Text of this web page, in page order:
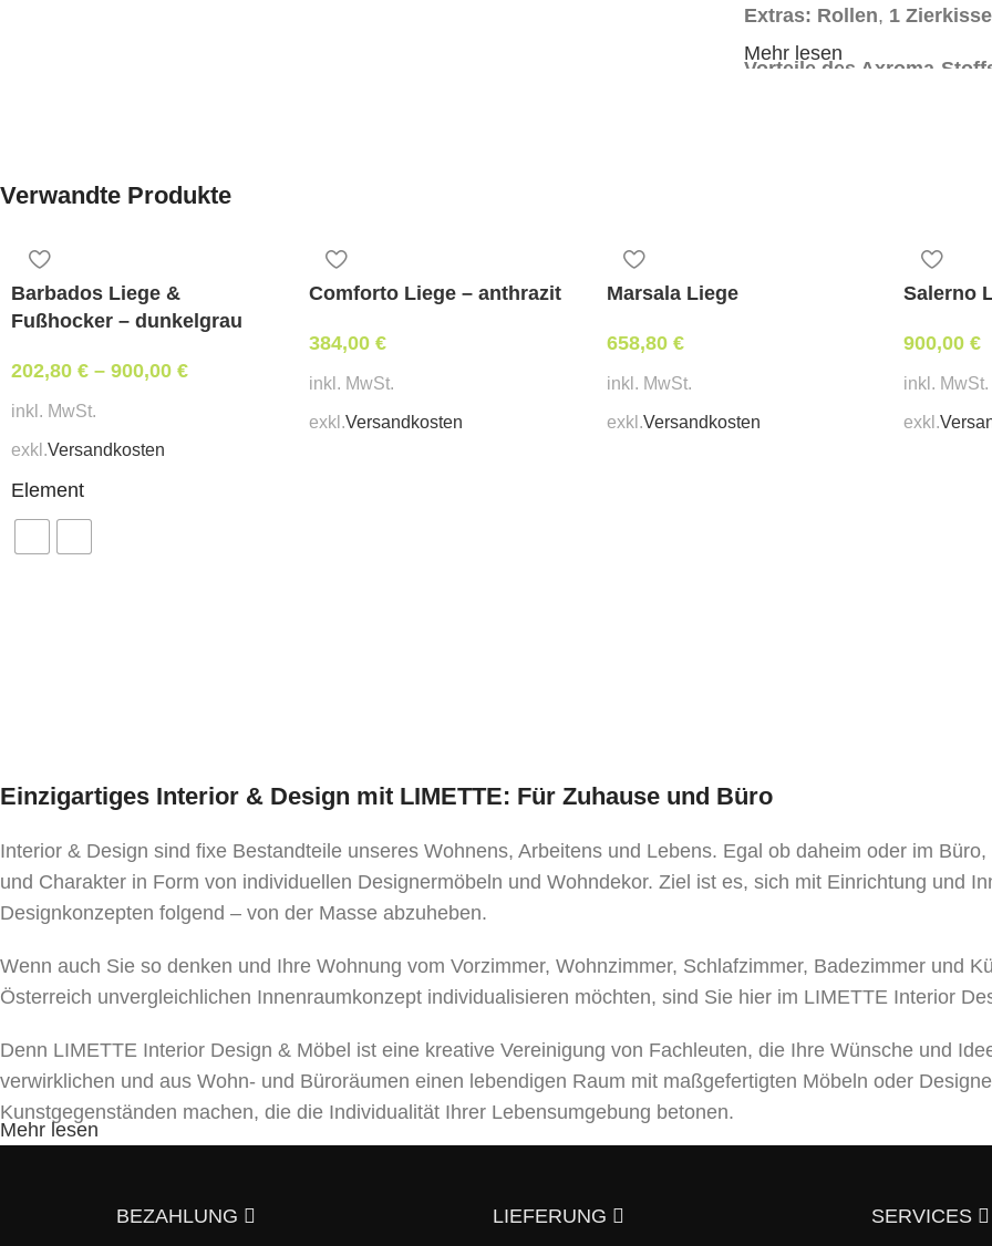
Extras: Rollen, 1
Vorteile des Axroma-
Weiches,
Breite 191 cm, Tiefe 72
Mindestbestellmenge:
1 Stk
Mehr lesen
Verwandte Produkte
Barbados Liege &
Fußhocker – dunkelgrau
202,80 € – 900,00 €
inkl. MwSt.
exkl.Versandkosten
Element
Comforto Liege – anthrazit
384,00 €
inkl. MwSt.
exkl.Versandkosten
Marsala Liege
658,80 €
inkl. MwSt.
exkl.Versandkosten
Salerno
900,00€
inkl. MwSt.
exkl.
Einzigartiges Interior & Design mit LIMETTE: Für Zuhause und Büro
Interior & Design sind fixe Bestandteile unseres Wohnens, Arbeitens und Lebens. Egal ob daheim oder im
und Charakter in Form von individuellen Designermöbeln und Wohndekor. Ziel ist es, sich mit Einrichtung und
Designkonzepten folgend – von der Masse abzuheben.
Wenn auch Sie so denken und Ihre Wohnung vom Vorzimmer, Wohnzimmer, Schlafzimmer, Badezimmer und
Österreich unvergleichlichen Innenraumkonzept individualisieren möchten, sind Sie hier im LIMETTE Interior
Denn LIMETTE Interior Design & Möbel ist eine kreative Vereinigung von Fachleuten, die Ihre Wünsche und
verwirklichen und aus Wohn- und Büroräumen einen lebendigen Raum mit maßgefertigten Möbeln oder
Kunstgegenständen machen, die die Individualität Ihrer Lebensumgebung betonen.
Mehr lesen
BEZAHLUNG LIEFERUNG SERVICES